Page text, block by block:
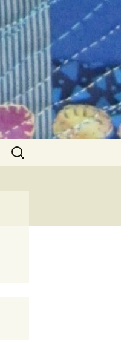
Rechercher :